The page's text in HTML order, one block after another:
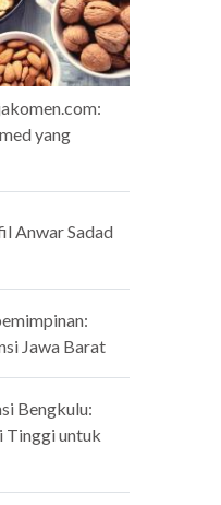
yang
Anwar Sadad
Jawa Barat
Bengkulu:
Tinggi untuk